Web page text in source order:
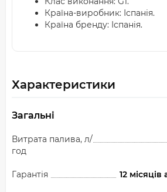
Країна-виробник: Іспанія.
Країна бренду: Іспанія.
Характеристики
Загальні
Витрата палива, л/
год
Гарантія 12